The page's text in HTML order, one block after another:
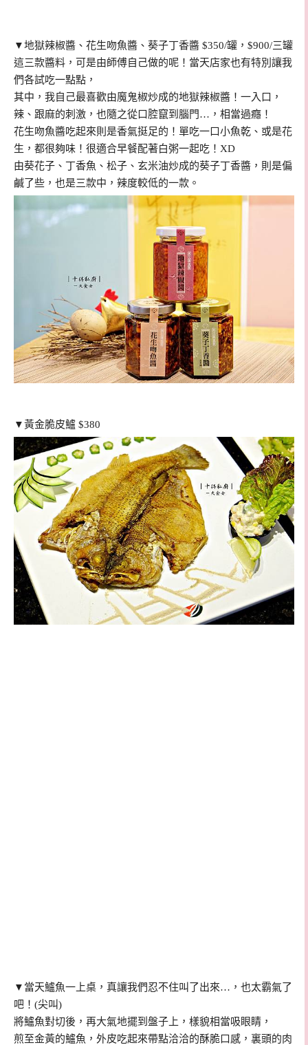
▼地獄辣椒醬、花生吻魚醬、葵子丁香醬 $350/罐，$900/三罐
這三款醬料，可是由師傅自己做的呢！當天店家也有特別讓我
們各試吃一點點，
其中，我自己最喜歡由魔鬼椒炒成的地獄辣椒醬！一入口，
辣、跟麻的刺激，也隨之從口腔竄到腦門…，相當過癮！
花生吻魚醬吃起來則是香氣挺足的！單吃一口小魚乾、或是花
生，都很夠味！很適合早餐配著白粥一起吃！XD
由葵花子、丁香魚、松子、玄米油炒成的葵子丁香醬，則是偏
鹹了些，也是三款中，辣度較低的一款。
▼黃金脆皮鱸 $380
▼當天鱸魚一上桌，真讓我們忍不住叫了出來…，也太霸氣了
吧！(尖叫)
將鱸魚對切後，再大氣地擺到盤子上，樣貌相當吸眼睛，
煎至金黃的鱸魚，外皮吃起來帶點洽洽的酥脆口感，裏頭的肉